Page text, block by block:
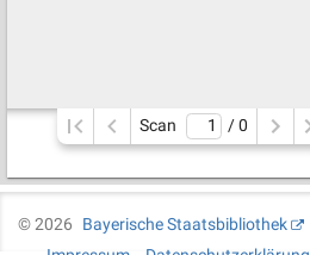
Scan / 0
©2026
Bayerische Staatsbibliothek